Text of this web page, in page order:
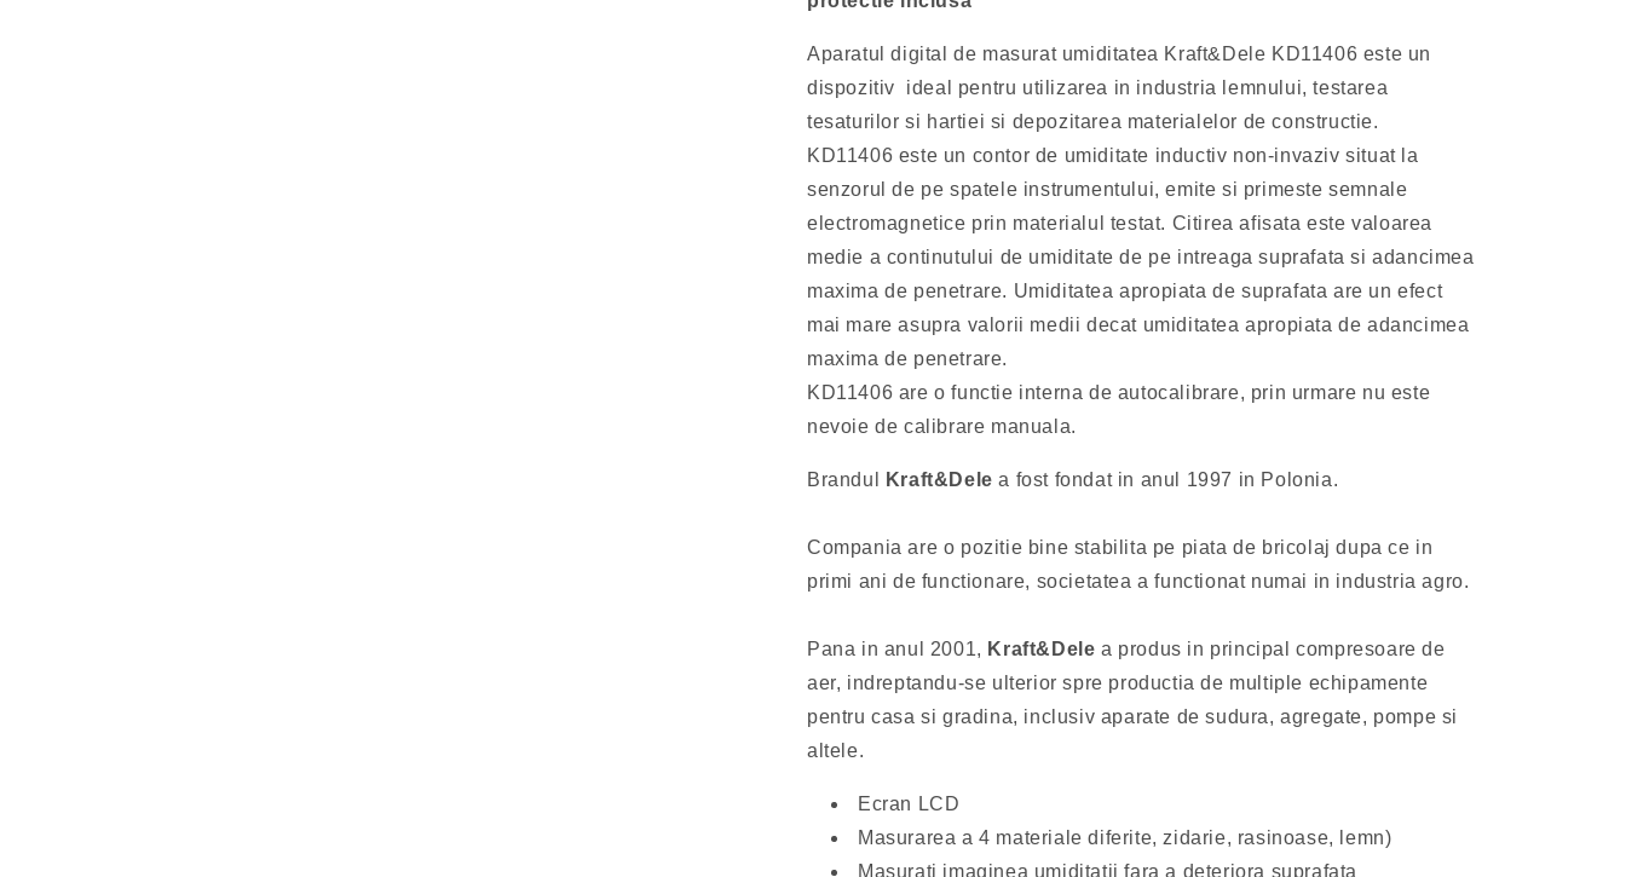
Aparatul digital de masurat umiditatea Kraft&Dele KD11406 este un
dispozitiv ideal pentru utilizarea in industria lemnului, testarea
tesaturilor si hartiei si depozitarea materialelor de constructie.
KD11406 este un contor de umiditate inductiv non-invaziv situat la
senzorul de pe spatele instrumentului, emite si primeste semnale
electromagnetice prin materialul testat. Citirea afisata este valoarea
medie a continutului de umiditate de pe intreaga suprafata si adancimea
maxima de penetrare. Umiditatea apropiata de suprafata are un efect
mai mare asupra valorii medii decat umiditatea apropiata de adancimea
maxima de penetrare.
KD11406 are o functie interna de autocalibrare, prin urmare nu este
nevoie de calibrare manuala.
Brandul Kraft&Dele a fost fondat in anul 1997 in Polonia.
Compania are o pozitie bine stabilita pe piata de bricolaj dupa ce in
primi ani de functionare, societatea a functionat numai in industria agro.
Pana in anul 2001, Kraft&Dele a produs in principal compresoare de
aer, indreptandu-se ulterior spre productia de multiple echipamente
pentru casa si gradina, inclusiv aparate de sudura, agregate, pompe si
altele.
Ecran LCD
Masurarea a 4 materiale diferite, zidarie, rasinoase, lemn)
Masurati imaginea umiditatii fara a deteriora suprafata